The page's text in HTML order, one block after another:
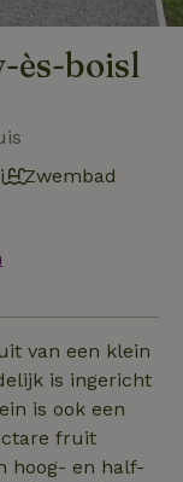
ès-boisl
Zwembad
van een klein
is ingericht
is ook een
fruit
hoog- en half-